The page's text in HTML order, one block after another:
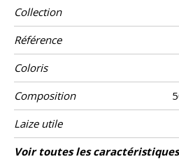
Collection
Référence
Coloris
Composition
Laize utile
Rétrécissement
Raccord
Sens
Poids g/m²
Usage
Entretien
Pays d'origine
Voir toutes les caractéristiques